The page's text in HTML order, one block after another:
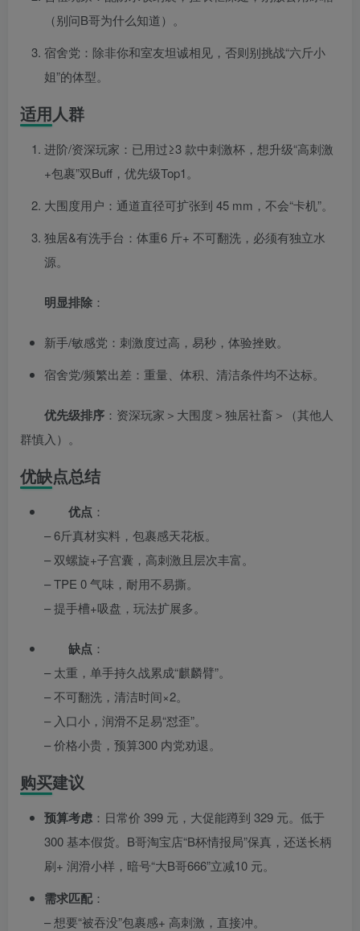
（别问B哥为什么知道）。
宿舍党：除非你和室友坦诚相见，否则别挑战“六斤小
姐”的体型。
适用人群
进阶/资深玩家：已用过≥3 款中刺激杯，想升级“高刺激
+包裹”双Buff，优先级Top1。
大围度用户：通道直径可扩张到 45 mm，不会“卡机”。
独居&有洗手台：体重6 斤+ 不可翻洗，必须有独立水
源。
明显排除 ：
新手/敏感党：刺激度过高，易秒，体验挫败。
宿舍党/频繁出差：重量、体积、清洁条件均不达标。
优先级排序 ：资深玩家＞大围度＞独居社畜＞（其他人
群慎入）。
优缺点总结
优点 ：
– 6斤真材实料，包裹感天花板。
– 双螺旋+子宫囊，高刺激且层次丰富。
– TPE 0 气味，耐用不易撕。
– 提手槽+吸盘，玩法扩展多。
缺点 ：
– 太重，单手持久战累成“麒麟臂”。
– 不可翻洗，清洁时间×2。
– 入口小，润滑不足易“怼歪”。
– 价格小贵，预算300 内党劝退。
购买建议
预算考虑 ：日常价 399 元，大促能蹲到 329 元。低于
300 基本假货。B哥淘宝店“B杯情报局”保真，还送长柄
刷+ 润滑小样，暗号“大B哥666”立减10 元。
需求匹配：
– 想要“被吞没”包裹感+ 高刺激，直接冲。